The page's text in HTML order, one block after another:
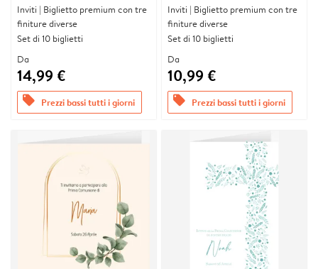
Inviti | Biglietto premium con tre
finiture diverse
Set di 10 biglietti
Da
14,99 €
offers Prezzi bassi tutti i giorni
Inviti | Biglietto premium con tre
finiture diverse
Set di 10 biglietti
Da
10,99 €
offers Prezzi bassi tutti i giorni